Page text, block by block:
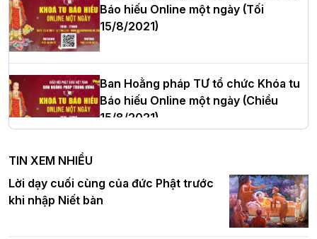
Thượng tọa Thích Tâm Chính được suy
cử tân Trưởng ban Trị sự GHPGVN tỉnh
Hà Nội: Tăng Ni Trường hạ Bồ Đề trang
nghiêm tác pháp Tiền an cư PL.2570 –
DL.2026
Báo hiếu Online một ngày (Tối
15/8/2021)
Ban Hoằng pháp TƯ tổ chức Khóa tu
Báo hiếu Online một ngày (Chiều
15/8/2021)
Ban Hoằng pháp TƯ tổ chức Khóa tu
Báo hiếu Online một ngày (Sáng
15/8/2021)
TIN XEM NHIỀU
Lời dạy cuối cùng của đức Phật trước
khi nhập Niết bàn